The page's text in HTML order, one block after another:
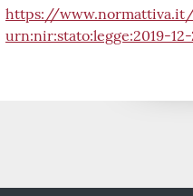
https://
urn:nir:stato:legge:2019-12-